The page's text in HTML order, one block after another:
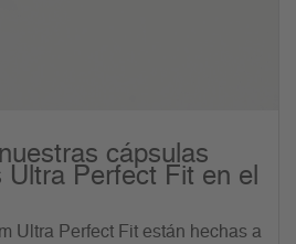
cápsulas
Ultra Perfect Fit en el
Ultra Perfect Fit están hechas a